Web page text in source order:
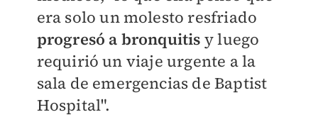
era solo un molesto resfriado
progresó a bronquitis y luego
requirió un viaje urgente a la
sala de emergencias de Baptist
Hospital".